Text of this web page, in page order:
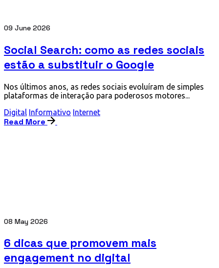
09 June 2026
Social Search: como as redes sociais
estão a substituir o Google
Nos últimos anos, as redes sociais evoluíram de simples
plataformas de interação para poderosos motores...
Digital Informativo Internet
Read More
08 May 2026
6 dicas que promovem mais
engagement no digital